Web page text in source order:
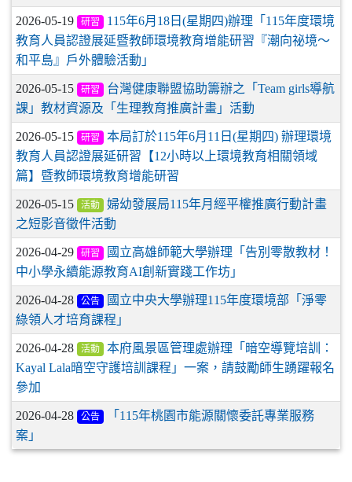
2026-05-19 研習
115年6月18日(星期四)辦理「115年度環境
教育人員認證展延暨教師環境教育增能研習『潮向祕境～
和平島』戶外體驗活動」
2026-05-15 研習
台灣健康聯盟協助籌辦之「Team girls導航
課」教材資源及「生理教育推廣計畫」活動
2026-05-15 研習
本局訂於115年6月11日(星期四) 辦理環境
教育人員認證展延研習【12小時以上環境教育相關領域
篇】暨教師環境教育增能研習
2026-05-15 活動
婦幼發展局115年月經平權推廣行動計畫
之短影音徵件活動
2026-04-29 研習
國立高雄師範大學辦理「告別零散教材！
中小學永續能源教育AI創新實踐工作坊」
2026-04-28 公告
國立中央大學辦理115年度環境部「淨零
綠領人才培育課程」
2026-04-28 活動
本府風景區管理處辦理「暗空導覽培訓：
Kayal Lala暗空守護培訓課程」一案，請鼓勵師生踴躍報名
參加
2026-04-28 公告
「115年桃園市能源關懷委託專業服務
案」